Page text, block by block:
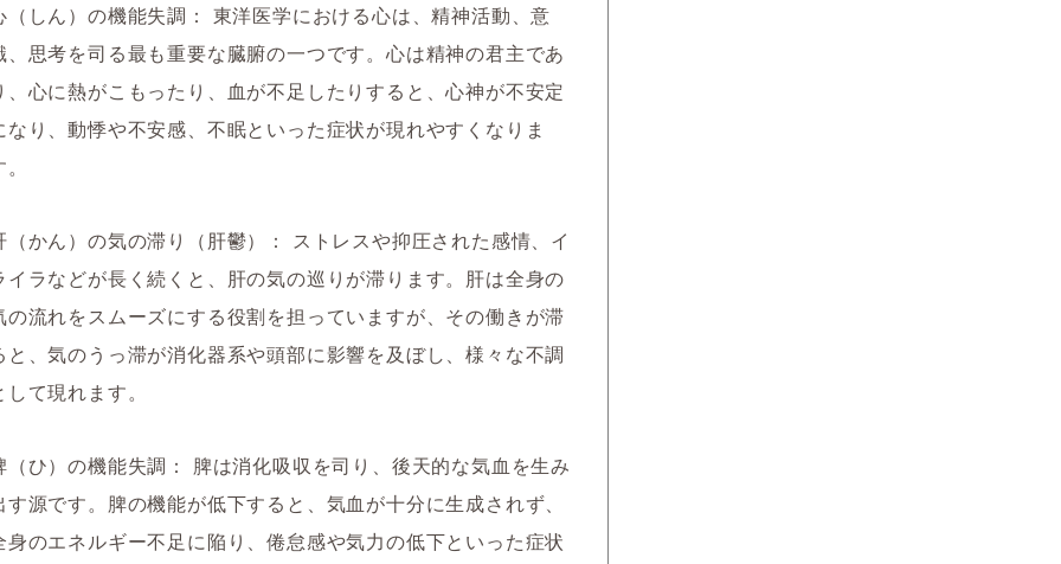
（しん）の機能失調： 東洋医学における心は、精神活動、意
、思考を司る最も重要な臓腑の一つです。心は精神の君主であ
、心に熱がこもったり、血が不足したりすると、心神が不安定
なり、動悸や不安感、不眠といった症状が現れやすくなりま
（かん）の気の滞り（肝鬱）：
ストレスや抑圧された感情、イ
イラなどが長く続くと、肝の気の巡りが滞ります。肝は全身の
の流れをスムーズにする役割を担っていますが、その働きが滞
と、気のうっ滞が消化器系や頭部に影響を及ぼし、様々な不調
して現れます。
（ひ）の機能失調：
脾は消化吸収を司り、後天的な気血を生み
す源です。脾の機能が低下すると、気血が十分に生成されず、
身のエネルギー不足に陥り、倦怠感や気力の低下といった症状